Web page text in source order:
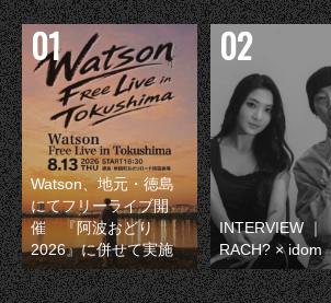
Watson、地元・徳島
にてフリーライブ開
催 『阿波おどり
2026』に併せて実施
INTERVIEW ｜
RACH? × idom